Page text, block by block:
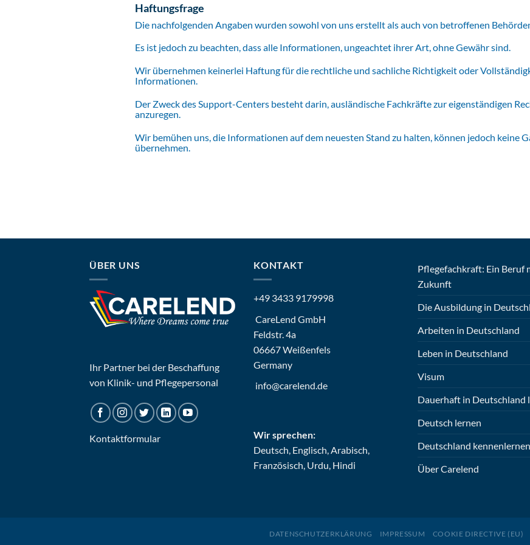
Haftungsfrage
Die nachfolgenden Angaben wurden sowohl von uns erstellt als auch von betroffenen
Es ist jedoch zu beachten, dass alle Informationen, ungeachtet ihrer Art, ohne Gewähr sind.
Wir übernehmen keinerlei Haftung für die rechtliche und sachliche Richtigkeit oder
Informationen.
Der Zweck des Support-Centers besteht darin, ausländische Fachkräfte zur eigenständigen
anzuregen.
Wir bemühen uns, die Informationen auf dem neuesten Stand zu halten, können jedoch keine
übernehmen.
ÜBER UNS
Ihr Partner bei der Beschaffung
von Klinik- und Pflegepersonal
Kontaktformular
KONTAKT
+49 3433 9179998
CareLend GmbH
Feldstr. 4a
06667 Weißenfels
Germany
info@carelend.de
Wir sprechen:
Deutsch, Englisch, Arabisch,
Französisch, Urdu, Hindi
Pflegefachkraft: Ein Beruf
Zukunft
Die Ausbildung in
Arbeiten in Deutschland
Leben in Deutschland
Visum
Dauerhaft in Deutschland
Deutsch lernen
Deutschland kennenlernen
Über Carelend
DATENSCHUTZERKLÄRUNG IMPRESSUM COOKIE DIRECTIVE (EU)